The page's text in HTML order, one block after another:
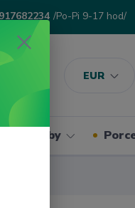
EUR
/Po-Pi 9-17 hod/
potreby